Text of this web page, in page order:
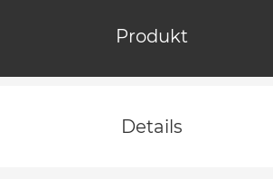
Produkt
Details